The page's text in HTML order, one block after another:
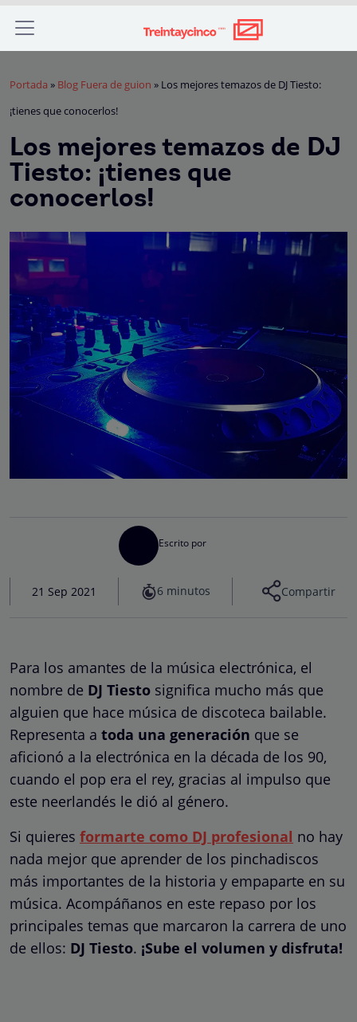
Portada » Blog Fuera de guion » Los mejores temazos de DJ Tiesto:
¡tienes que conocerlos!
Los mejores temazos de DJ
Tiesto: ¡tienes que
conocerlos!
Escrito por
21 Sep 2021 6 minutos Compartir
Para los amantes de la música electrónica, el
nombre de DJ Tiesto significa mucho más que
alguien que hace música de discoteca bailable.
Representa a toda una generación que se
aficionó a la electrónica en la década de los 90,
cuando el pop era el rey, gracias al impulso que
este neerlandés le dió al género.
Si quieres formarte como DJ profesional no hay
nada mejor que aprender de los pinchadiscos
más importantes de la historia y empaparte en su
música. Acompáñanos en este repaso por los
principales temas que marcaron la carrera de uno
de ellos: DJ Tiesto. ¡Sube el volumen y disfruta!